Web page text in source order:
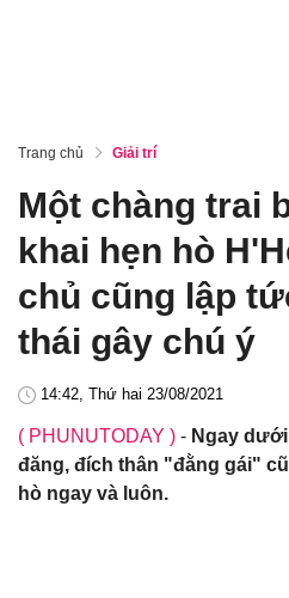
Trang chủ Giải trí
Một chàng trai
khai hẹn hò
chủ cũng lập
thái gây chú ý
14:42, Thứ hai 23/08/2021
( PHUNUTODAY ) - Ngay
đăng, đích thân "đằng gái"
hò ngay và luôn.